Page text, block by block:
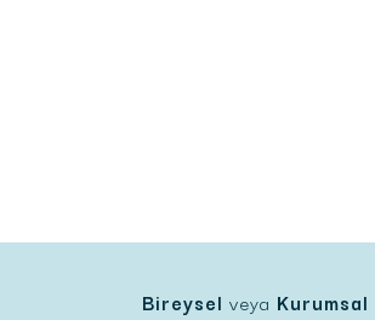
Bireysel veya Kurumsal